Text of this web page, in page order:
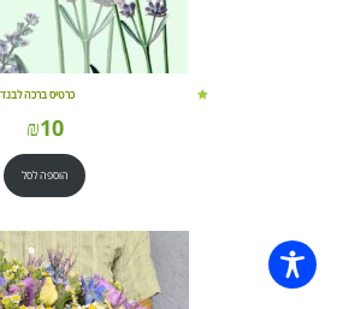
כרטיס ברכה
₪10
הוספה לסל